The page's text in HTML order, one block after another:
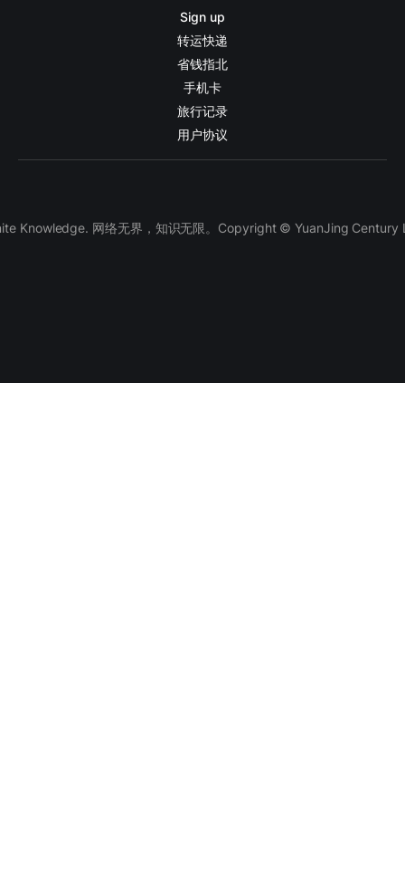
Sign up
转运快递
省钱指北
手机卡
旅行记录
用户协议
Knowledge. 网络无界，知识无限。Copyright © YuanJing Century